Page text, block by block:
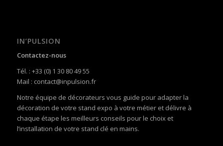
IN’PULSION
Contactez-nous
Tél. : +33 (0) 1 30 80 49 55
Mail : contact@inpulsion.fr
Notre équipe de décorateurs vous guide pour adapter la
décoration de votre stand expo à votre métier et délivre à
chaque étape les meilleurs conseils pour le choix et
l’installation de votre stand clé en mains.